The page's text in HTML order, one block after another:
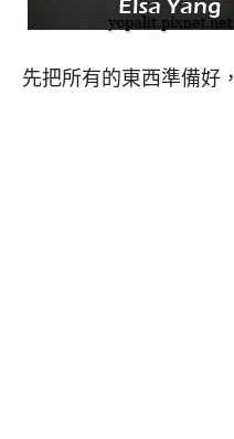
先把所有的東西準備好，